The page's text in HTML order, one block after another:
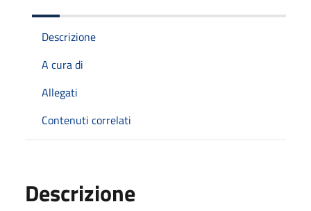
Descrizione
A cura di
Allegati
Contenuti correlati
Descrizione